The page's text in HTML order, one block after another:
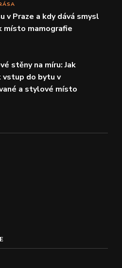
v Praze a kdy dává smysl
místo mamografie
stěny na míru: Jak
vstup do bytu v
a stylové místo